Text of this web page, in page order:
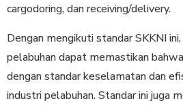
cargodoring, dan receiving/delivery.
Dengan mengikuti standar SKKNI
pelabuhan dapat memastikan
dengan standar keselamatan dan
industri pelabuhan. Standar ini juga